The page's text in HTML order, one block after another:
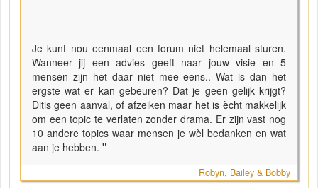
Je kunt nou eenmaal een forum niet helemaal sturen.
Wanneer jij een advies geeft naar jouw visie en 5
mensen zijn het daar niet mee eens.. Wat is dan het
ergste wat er kan gebeuren? Dat je geen gelijk krijgt?
Ditis geen aanval, of afzeiken maar het is ècht makkelijk
om een topic te verlaten zonder drama. Er zijn vast nog
10 andere topics waar mensen je wèl bedanken en wat
aan je hebben. "
Robyn, Bailey & Bobby